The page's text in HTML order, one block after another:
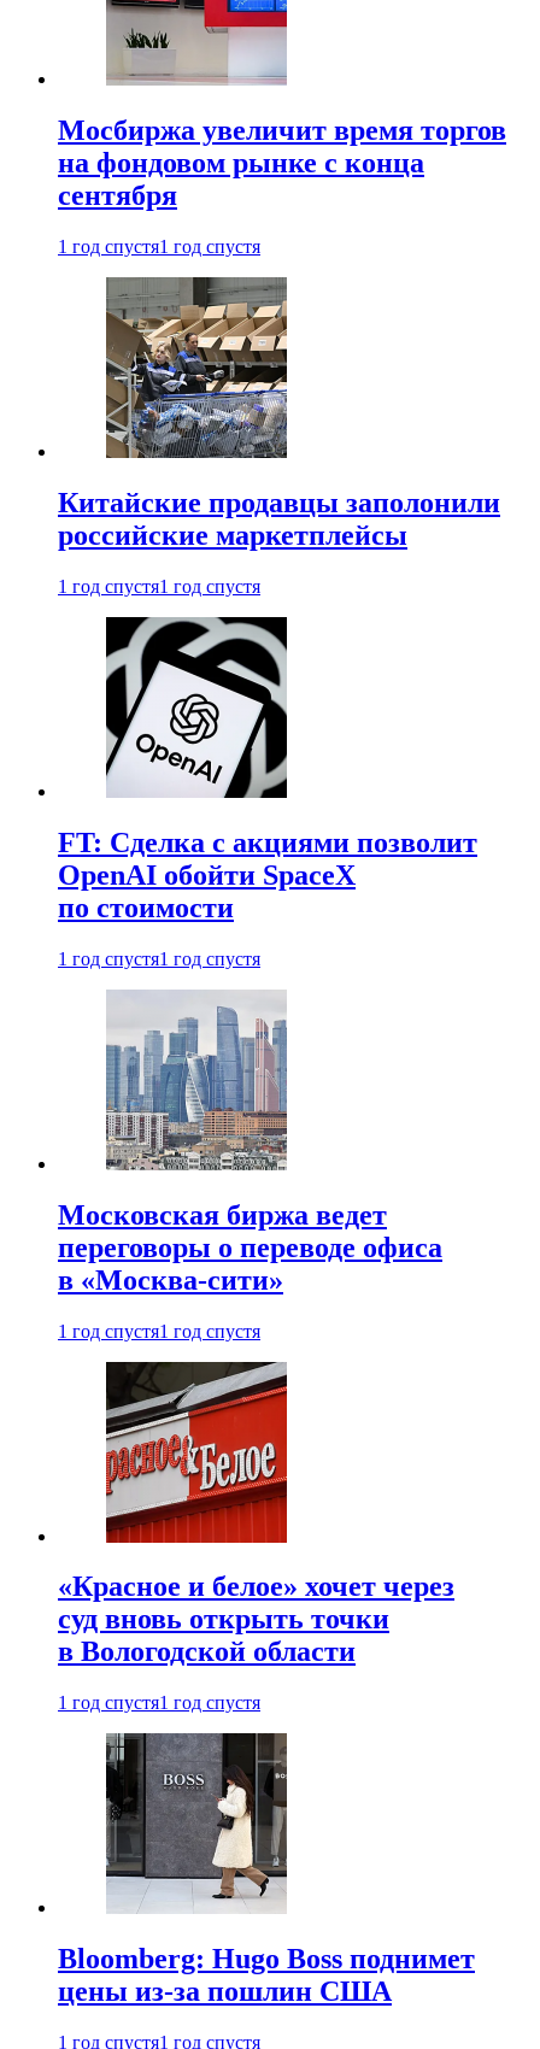
Мосбиржа увеличит время торгов
на фондовом рынке с конца
сентября
1 год спустя1 год спустя
Китайские продавцы заполонили
российские маркетплейсы
1 год спустя1 год спустя
FT: Сделка с акциями позволит
OpenAI обойти SpaceX
по стоимости
1 год спустя1 год спустя
Московская биржа ведет
переговоры о переводе офиса
в «Москва-сити»
1 год спустя1 год спустя
«Красное и белое» хочет через
суд вновь открыть точки
в Вологодской области
1 год спустя1 год спустя
Bloomberg: Hugo Boss поднимет
цены из-за пошлин США
1 год спустя1 год спустя